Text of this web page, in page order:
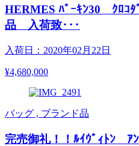
HERMES ﾊﾞｰｷﾝ30 ｸﾛｺ
品 入荷致･･･
入荷日：2020年02月22日
¥4,680,000
バッグ , ブランド品
完売御礼！！ﾙｲｳﾞｨﾄﾝ